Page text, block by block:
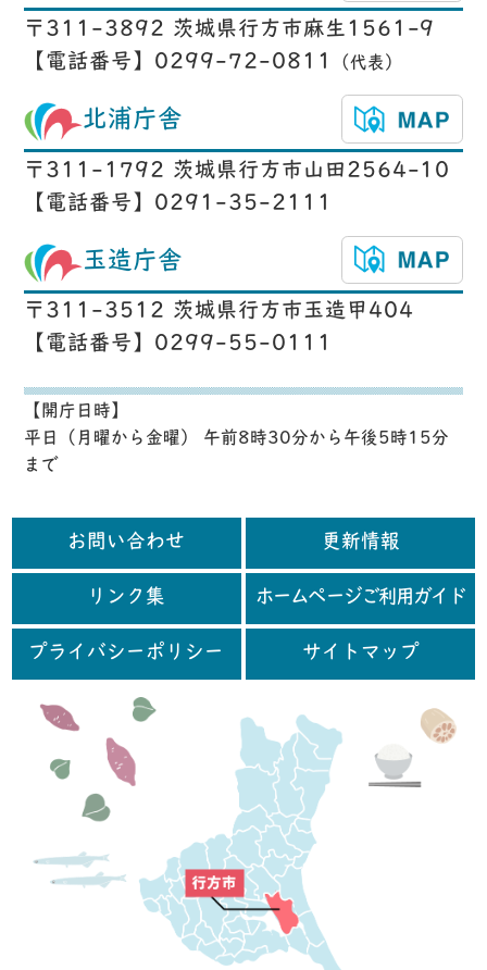
〒311-3892 茨城県行方市麻生1561-9
【電話番号】0299-72-0811
（代表）
北浦庁舎
〒311-1792 茨城県行方市山田2564-10
【電話番号】0291-35-2111
玉造庁舎
〒311-3512 茨城県行方市玉造甲404
【電話番号】0299-55-0111
【開庁日時】
平日（月曜から金曜） 午前8時30分から午後5時15分
まで
お問い合わせ 更新情報
リンク集 ホームページご利用ガイド
プライバシーポリシー サイトマップ